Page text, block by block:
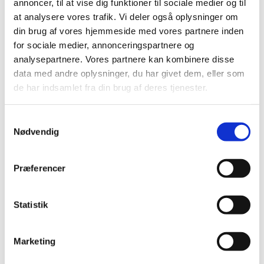
annoncer, til at vise dig funktioner til sociale medier og til
at analysere vores trafik. Vi deler også oplysninger om
din brug af vores hjemmeside med vores partnere inden
for sociale medier, annonceringspartnere og
analysepartnere. Vores partnere kan kombinere disse
data med andre oplysninger, du har givet dem, eller som
de har indsamlet fra din brug af deres tjenester.
Nødvendig
Præferencer
Statistik
Marketing
renovering af kirken. Med et fuldt kirkerum og
masser af varme fra publikum blev det en aften,
der vil blive husket længe.
Aftenens program var en musikalsk rejse gennem
tid og tone, med værker af blandt andre Haydn,
Beethoven, Schubert, Debussy, Bizet og Strauss.
Publikum blev forkælet med både solosang,
klaversoloer og duetter – alt sammen leveret med
stor indlevelse og virtuositet.
Tak til aftenens kunstnere:
Magnus Vassbotn